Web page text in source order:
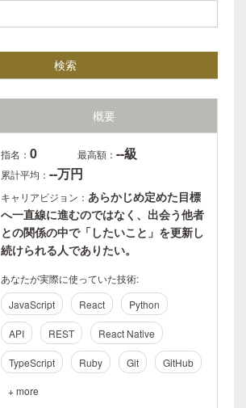
概要
指名： 0 最高額： --級
累計平均： --万円
キャリアビジョン： あらかじめ定めた目標
へ一直線に進むのではなく、出会う他者
との関係の中で「したいこと」を更新し
続けられる人でありたい。
あなたが実際に使っていた技術:
JavaScript
React Python
API REST React Native
TypeScript Ruby Git GitHub
+ more